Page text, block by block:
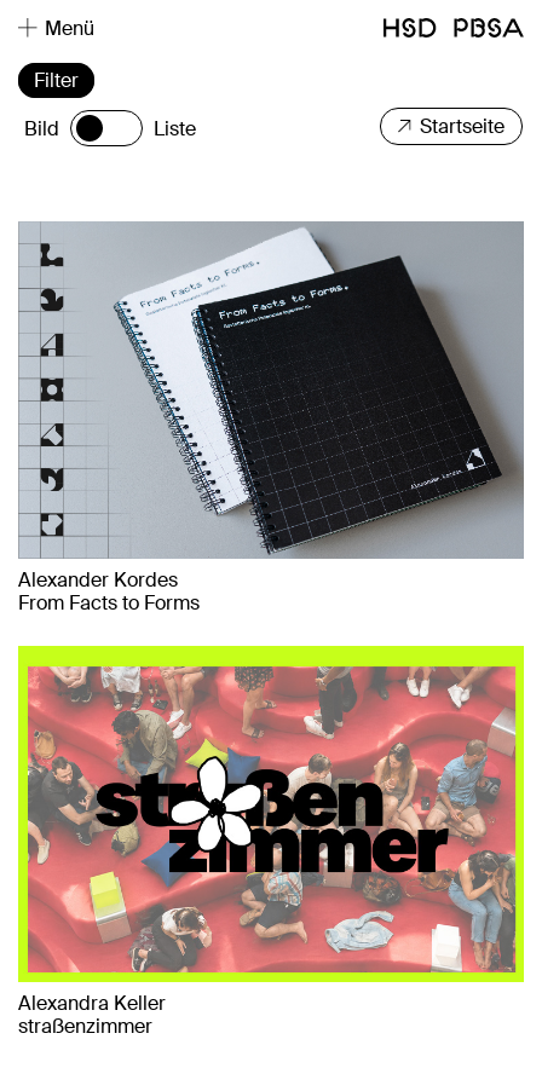
Menü
Filter
Bild
Liste Startseite
Alexander Kordes
From Facts to Forms
Alexandra Keller
straßenzimmer